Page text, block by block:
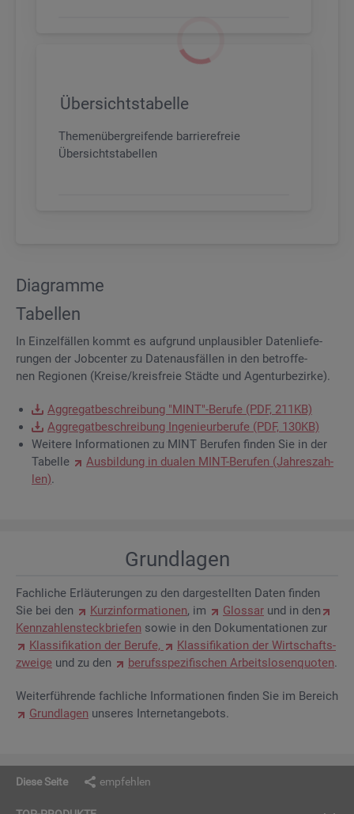
Übersichtstabelle
Themenübergreifende barrierefreie
Übersichtstabellen
Dia­gram­me
Ta­bel­len
In Ein­zel­fäl­len kommt es auf­grund un­plau­si­bler Da­ten­lie­fe­
run­gen der Job­cen­ter zu Da­ten­aus­fäl­len in den be­trof­fe­
nen Re­gio­nen (Krei­se/kreis­freie Städ­te und Agen­tur­be­zir­ke).
Ag­gre­gat­be­schrei­bung "MINT"-Be­ru­fe (PDF, 211KB)
Ag­gre­gat­be­schrei­bung In­ge­nieur­be­ru­fe (PDF, 130KB)
Wei­te­re In­for­ma­tio­nen zu MINT Be­ru­fen fin­den Sie in der
Ta­bel­le
Aus­bil­dung in dua­len MINT-Be­ru­fen (Jah­res­zah­
len).
Grund­la­gen
Fach­li­che Er­läu­te­run­gen zu den dar­ge­stell­ten Daten fin­den
Sie bei den
Kurz­in­for­ma­tio­nen, im Glos­sar und in den
Kenn­zah­len­steck­brie­fen sowie in den Do­ku­men­ta­tio­nen zur
Klas­si­fi­ka­ti­on der Be­ru­fe,
Klas­si­fi­ka­ti­on der Wirt­schafts­
zwei­ge und zu den be­rufs­spe­zi­fi­schen Ar­beits­lo­sen­quo­ten.
Wei­ter­füh­ren­de fach­li­che In­for­ma­tio­nen fin­den Sie im Be­reich
Grund­la­gen un­se­res In­ter­net­an­ge­bots.
Diese Seite empfehlen